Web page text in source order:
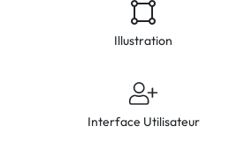
Illustration
Interface Utilisateur